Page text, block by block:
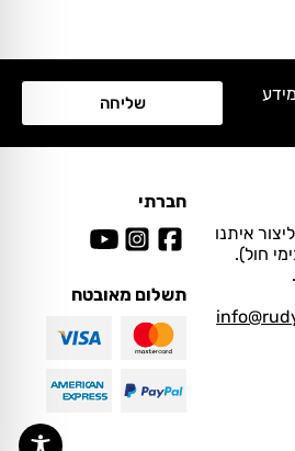
שליחה
איתנו
.
חברתי
תשלום מאובטח